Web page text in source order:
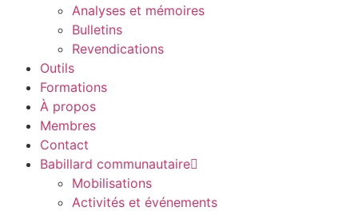
Analyses et mémoires
Bulletins
Revendications
Outils
Formations
À propos
Membres
Contact
Babillard communautaire
Mobilisations
Activités et événements